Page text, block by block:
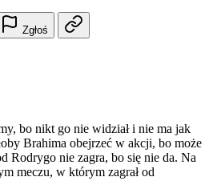
Zgłoś
bo nikt go nie widział i nie ma jak
Brahima obejrzeć w akcji, bo może
Rodrygo nie zagra, bo się nie da. Na
meczu, w którym zagrał od